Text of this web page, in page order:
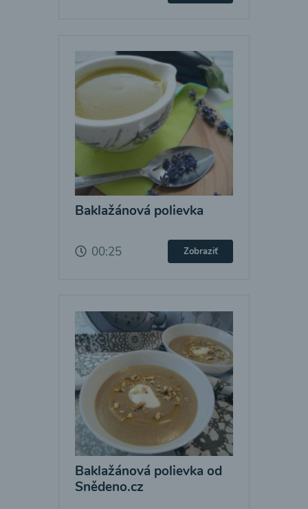
Baklažánová polievka
00:25 Zobraziť
Baklažánová polievka od
Snědeno.cz